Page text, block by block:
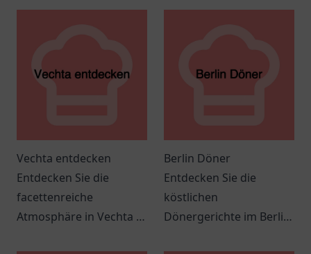
Vechta entdecken
Entdecken Sie die
facettenreiche
Atmosphäre in Vechta –
Berlin Döner
Entdecken Sie die
köstlichen
Dönergerichte im Berlin